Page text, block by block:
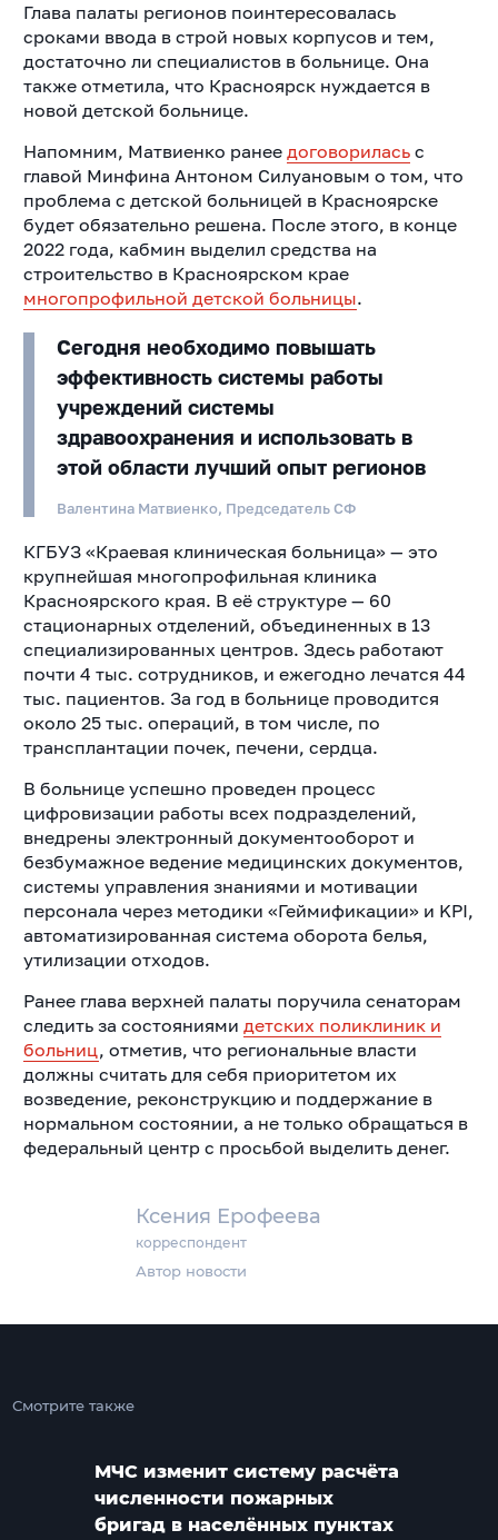
Ксения Ерофеева
корреспондент
Автор новости
Глава палаты регионов поинтересовалась
сроками ввода в строй новых корпусов и тем,
достаточно ли специалистов в больнице. Она
также отметила, что Красноярск нуждается в
новой детской больнице.
Напомним, Матвиенко ранее договориласьс
главой Минфина Антоном Силуановым о том, что
проблема с детской больницей в Красноярске
будет обязательно решена. После этого, в конце
2022 года, кабмин выделил средства на
строительство в Красноярском крае
многопрофильной детской больницы.
Сегодня необходимо повышать
эффективность системы работы
учреждений системы
здравоохранения и использовать в
этой области лучший опыт регионов
Валентина Матвиенко, Председатель СФ
КГБУЗ «Краевая клиническая больница» — это
крупнейшая многопрофильная клиника
Красноярского края. В её структуре — 60
стационарных отделений, объединенных в 13
специализированных центров. Здесь работают
почти 4 тыс. сотрудников, и ежегодно лечатся 44
тыс. пациентов. За год в больнице проводится
около 25 тыс. операций, в том числе, по
трансплантации почек, печени, сердца.
В больнице успешно проведен процесс
цифровизации работы всех подразделений,
внедрены электронный документооборот и
безбумажное ведение медицинских документов,
системы управления знаниями и мотивации
персонала через методики «Геймификации» и KPI,
автоматизированная система оборота белья,
утилизации отходов.
Ранее глава верхней палаты поручила сенаторам
следить за состояниями детских поликлиник и
больниц, отметив, что региональные власти
должны считать для себя приоритетом их
возведение, реконструкцию и поддержание в
нормальном состоянии, а не только обращаться в
федеральный центр с просьбой выделить денег.
Смотрите также
МЧС изменит систему расчёта
численности пожарных
бригад в населённых пунктах